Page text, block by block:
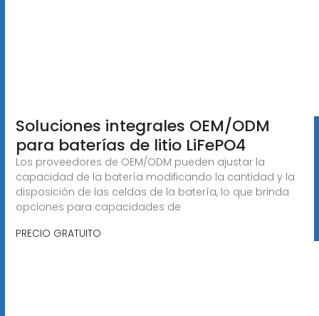
Soluciones integrales OEM/ODM
para baterías de litio LiFePO4
Los proveedores de OEM/ODM pueden ajustar la
capacidad de la batería modificando la cantidad y la
disposición de las celdas de la batería, lo que brinda
opciones para capacidades de
PRECIO GRATUITO